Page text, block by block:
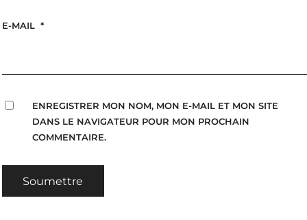
E-MAIL *
ENREGISTRER MON NOM, MON E-MAIL ET MON SITE
DANS LE NAVIGATEUR POUR MON PROCHAIN
COMMENTAIRE.